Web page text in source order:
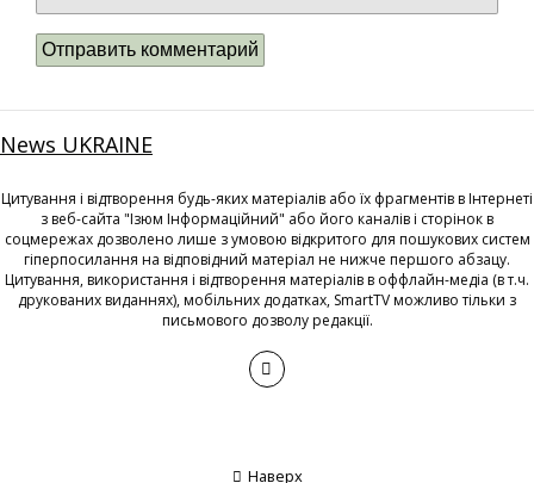
News UKRAINE
Цитування і відтворення будь-яких матеріалів або їх фрагментів в Інтернеті
з веб-сайта "Ізюм Інформаційний" або його каналів і сторінок в
соцмережах дозволено лише з умовою відкритого для пошукових систем
гіперпосилання на відповідний матеріал не нижче першого абзацу.
Цитування, використання і відтворення матеріалів в оффлайн-медіа (в т.ч.
друкованих виданнях), мобільних додатках, SmartTV можливо тільки з
письмового дозволу редакції.
Наверх